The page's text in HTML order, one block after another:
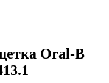
Oral-B